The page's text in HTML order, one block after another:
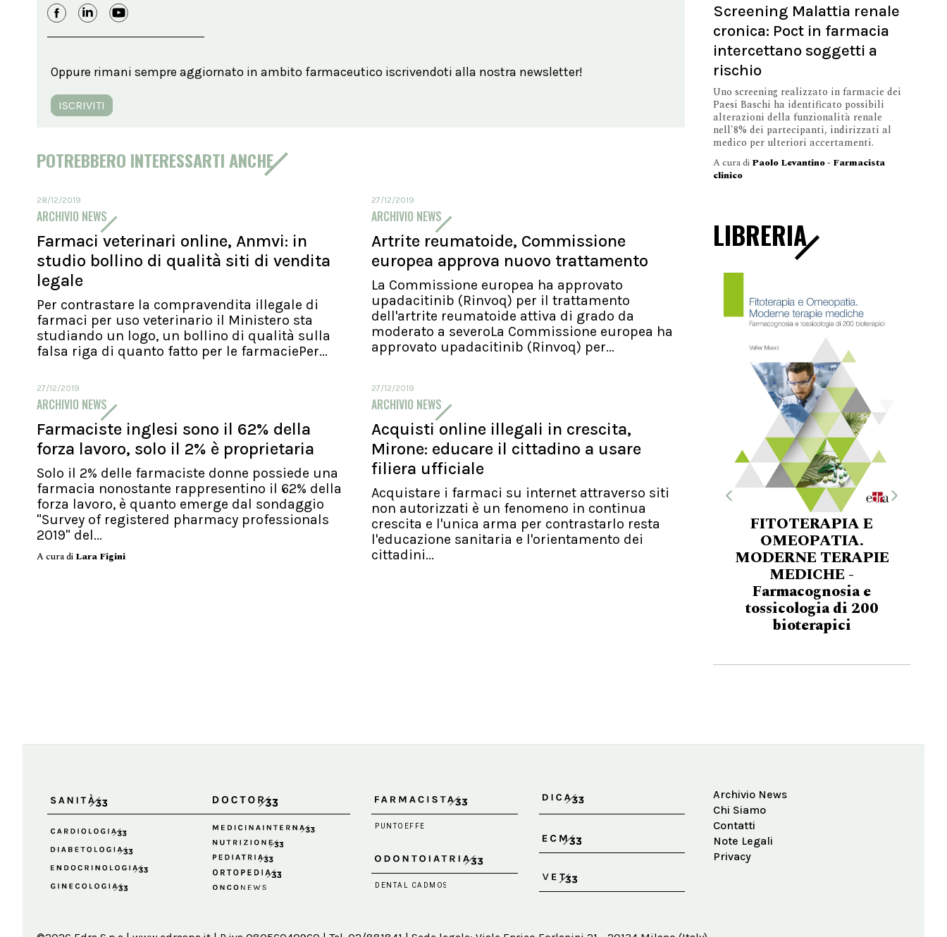
Oppure rimani sempre aggiornato in ambito farmaceutico iscrivendoti alla nostra newsletter!
ISCRIVITI
POTREBBERO INTERESSARTI ANCHE
28/12/2019
ARCHIVIO NEWS
Farmaci veterinari online, Anmvi: in
studio bollino di qualità siti di vendita
legale
Per contrastare la compravendita illegale di
farmaci per uso veterinario il Ministero sta
studiando un logo, un bollino di qualità sulla
falsa riga di quanto fatto per le farmaciePer...
27/12/2019
ARCHIVIO NEWS
Artrite reumatoide, Commissione
europea approva nuovo trattamento
La Commissione europea ha approvato
upadacitinib (Rinvoq) per il trattamento
dell'artrite reumatoide attiva di grado da
moderato a severoLa Commissione europea ha
approvato upadacitinib (Rinvoq) per...
27/12/2019
ARCHIVIO NEWS
Farmaciste inglesi sono il 62% della
forza lavoro, solo il 2% è proprietaria
Solo il 2% delle farmaciste donne possiede una
farmacia nonostante rappresentino il 62% della
forza lavoro, è quanto emerge dal sondaggio
"Survey of registered pharmacy professionals
2019" del...
A cura di Lara Figini
27/12/2019
ARCHIVIO NEWS
Acquisti online illegali in crescita,
Mirone: educare il cittadino a usare
filiera ufficiale
Acquistare i farmaci su internet attraverso siti
non autorizzati è un fenomeno in continua
crescita e l'unica arma per contrastarlo resta
l'educazione sanitaria e l'orientamento dei
cittadini...
Screening Malattia renale
cronica: Poct in farmacia
intercettano soggetti a
rischio
Uno screening realizzato in farmacie dei
Paesi Baschi ha identificato possibili
alterazioni della funzionalità renale
nell'8% dei partecipanti, indirizzati al
medico per ulteriori accertamenti.
A cura di Paolo Levantino - Farmacista
clinico
LIBRERIA
FITOTERAPIA E
OMEOPATIA.
MODERNE TERAPIE
MEDICHE -
Farmacognosia e
tossicologia di 200
bioterapici
Archivio News
Chi Siamo
Contatti
Note Legali
Privacy